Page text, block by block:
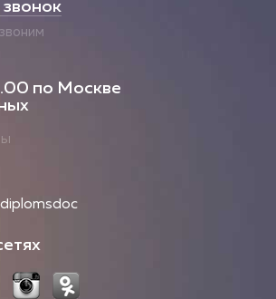
по Москве